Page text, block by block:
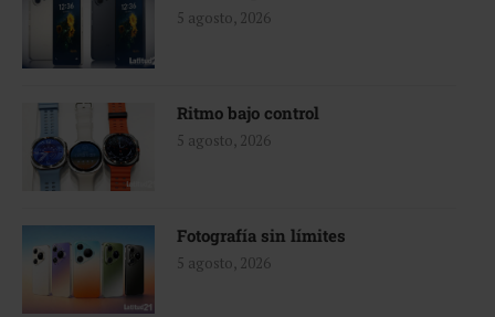
5 agosto, 2026
Ritmo bajo control
5 agosto, 2026
Fotografía sin límites
5 agosto, 2026